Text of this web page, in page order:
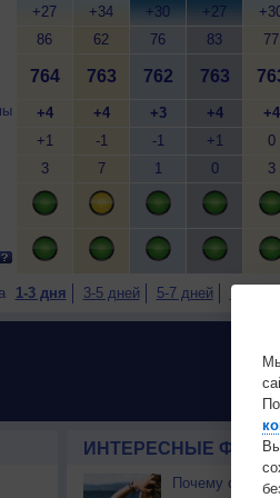
+27
86
764
+4
+1
3
+34
62
763
+4
-1
7
+30
76
762
+3
-1
1
+27
83
763
+4
+1
0
77
+4
0
3
1-3 дня 3-5 дней 5-7 дней 7-9 дней
ИНТЕРЕСНЫЕ
Почему